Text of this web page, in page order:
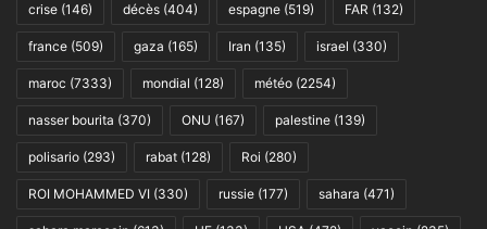
crise (146) décès (404) espagne (519) FAR (132)
france (509) gaza (165) Iran (135) israel (330)
maroc (7333) mondial (128) météo (2254)
nasser bourita (370) ONU (167) palestine (139)
polisario (293) rabat (128) Roi (280)
ROI MOHAMMED VI (330) russie (177) sahara (471)